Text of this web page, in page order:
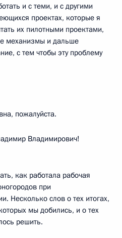
и с теми, и с другими
проектах, которые я
их пилотными проектами,
механизмы и дальше
с тем чтобы эту проблему
пожалуйста.
Владимирович!
как работала рабочая
при
Несколько слов о тех итогах,
мы добились, и о тех
решить.